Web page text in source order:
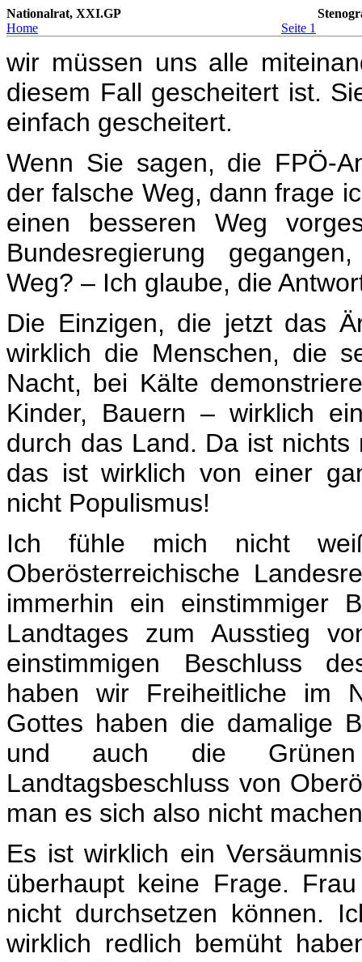
Nationalrat, XXI.GP
Home
Seite 1
wir müssen uns alle
diesem Fall gescheitert ist.
einfach gescheitert.
Wenn Sie sagen, die FPÖ-
der falsche Weg, dann frage
einen besseren Weg
Bundesregierung
Weg? – Ich glaube, die
Die Einzigen, die jetzt das
wirklich die Menschen, die
Nacht, bei Kälte
Kinder, Bauern – wirklich
durch das Land. Da ist
das ist wirklich von einer
nicht Populismus!
Ich fühle mich nicht
Oberösterreichische
immerhin ein einstimmiger
Landtages zum Ausstieg
einstimmigen Beschluss
haben wir Freiheitliche im
Gottes haben die damalige
und auch die Grünen
Landtagsbeschluss von
man es sich also nicht
Es ist wirklich ein
überhaupt keine Frage.
nicht durchsetzen können.
wirklich redlich bemüht